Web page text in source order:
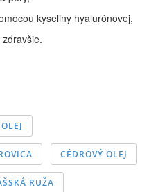
kyseliny hyalurónovej,
CÉDROVÝ OLEJ
RUŽA